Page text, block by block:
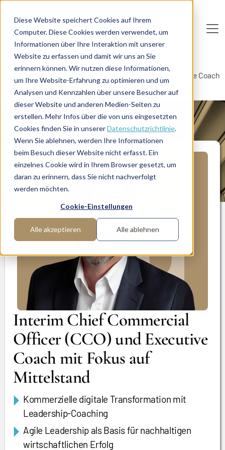
Diese Website speichert Cookies auf Ihrem
Computer. Diese Cookies werden verwendet, um
Informationen über Ihre Interaktion mit unserer
Website zu erfassen und damit wir uns an Sie
erinnern können. Wir nutzen diese Informationen,
um Ihre Website-Erfahrung zu optimieren und um
Analysen und Kennzahlen über unsere Besucher auf
dieser Website und anderen Medien-Seiten zu
erstellen. Mehr Infos über die von uns eingesetzten
Cookies finden Sie in unsererDatenschutzrichtlinie.
Wenn Sie ablehnen, werden Ihre Informationen
beim Besuch dieser Website nicht erfasst. Ein
einzelnes Cookie wird in Ihrem Browser gesetzt, um
daran zu erinnern, dass Sie nicht nachverfolgt
werden möchten.
Cookie-Einstellungen
Alle akzeptieren Alle ablehnen
Deutsc he InterimAG
Home
Manager-Übersicht
Interim Chief Commercial Officer (CCO) und Executive Coach
mit Fokus auf Mittelstand
MANAGERPROFIL
Interim Chief Commercial
Officer (CCO) und Executive
Coach mit Fokus auf
Mittelstand
Kommerzielle digitale Transformation mit
Leadership-Coaching
Agile Leadership als Basis für nachhaltigen
wirtschaftlichen Erfolg